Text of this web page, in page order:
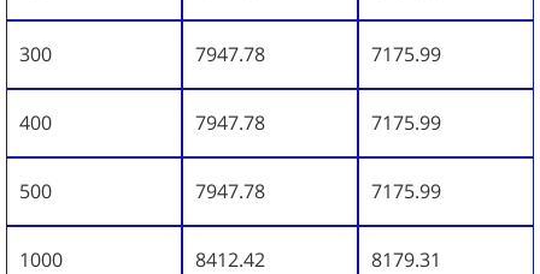
300 7947.78 7175.99
400 7947.78 7175.99
500 7947.78 7175.99
1000 8412.42 8179.31